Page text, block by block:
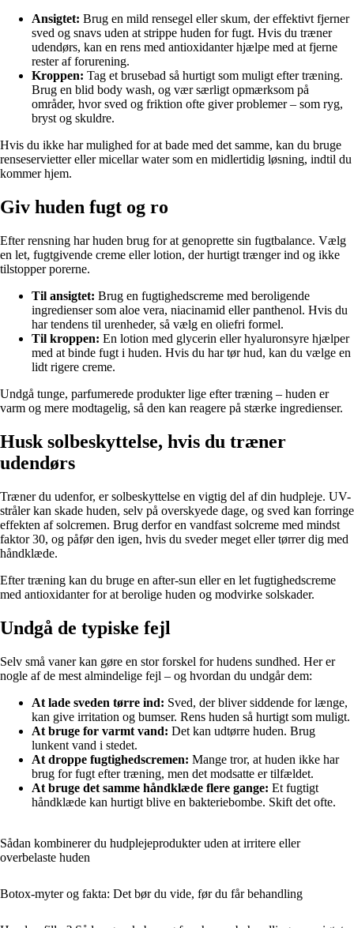
Ansigtet: Brug en mild rensegel eller skum, der effektivt fjerner
sved og snavs uden at strippe huden for fugt. Hvis du træner
udendørs, kan en rens med antioxidanter hjælpe med at fjerne
rester af forurening.
Kroppen: Tag et brusebad så hurtigt som muligt efter træning.
Brug en blid body wash, og vær særligt opmærksom på
områder, hvor sved og friktion ofte giver problemer – som ryg,
bryst og skuldre.
Hvis du ikke har mulighed for at bade med det samme, kan du bruge
renseservietter eller micellar water som en midlertidig løsning, indtil du
kommer hjem.
Giv huden fugt og ro
Efter rensning har huden brug for at genoprette sin fugtbalance. Vælg
en let, fugtgivende creme eller lotion, der hurtigt trænger ind og ikke
tilstopper porerne.
Til ansigtet: Brug en fugtighedscreme med beroligende
ingredienser som aloe vera, niacinamid eller panthenol. Hvis du
har tendens til urenheder, så vælg en oliefri formel.
Til kroppen: En lotion med glycerin eller hyaluronsyre hjælper
med at binde fugt i huden. Hvis du har tør hud, kan du vælge en
lidt rigere creme.
Undgå tunge, parfumerede produkter lige efter træning – huden er
varm og mere modtagelig, så den kan reagere på stærke ingredienser.
Husk solbeskyttelse, hvis du træner
udendørs
Træner du udenfor, er solbeskyttelse en vigtig del af din hudpleje. UV-
stråler kan skade huden, selv på overskyede dage, og sved kan forringe
effekten af solcremen. Brug derfor en vandfast solcreme med mindst
faktor 30, og påfør den igen, hvis du sveder meget eller tørrer dig med
håndklæde.
Efter træning kan du bruge en after-sun eller en let fugtighedscreme
med antioxidanter for at berolige huden og modvirke solskader.
Undgå de typiske fejl
Selv små vaner kan gøre en stor forskel for hudens sundhed. Her er
nogle af de mest almindelige fejl – og hvordan du undgår dem:
At lade sveden tørre ind: Sved, der bliver siddende for længe,
kan give irritation og bumser. Rens huden så hurtigt som muligt.
At bruge for varmt vand: Det kan udtørre huden. Brug
lunkent vand i stedet.
At droppe fugtighedscremen: Mange tror, at huden ikke har
brug for fugt efter træning, men det modsatte er tilfældet.
At bruge det samme håndklæde flere gange: Et fugtigt
håndklæde kan hurtigt blive en bakteriebombe. Skift det ofte.
Sådan kombinerer du hudplejeprodukter uden at irritere eller
overbelaste huden
Botox-myter og fakta: Det bør du vide, før du får behandling